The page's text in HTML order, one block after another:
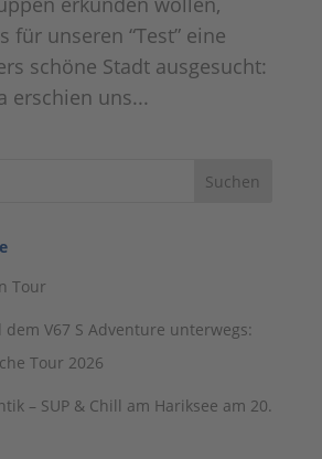
für unseren “Test” eine
schöne Stadt ausgesucht:
erschien uns...
Tour
V67 S Adventure unterwegs:
Tour 2026
– SUP & Chill am Hariksee am 20.